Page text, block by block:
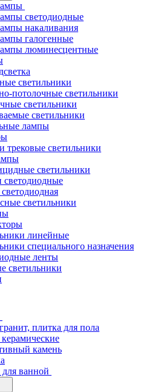
светодиодные
накаливания
галогенные
люминесцентные
светильники
потолочные светильники
светильники
светильники
лампы
трековые светильники
светильники
светильники
линейные
специального назначения
ленты
светильники
плитка для пола
камень
ванной